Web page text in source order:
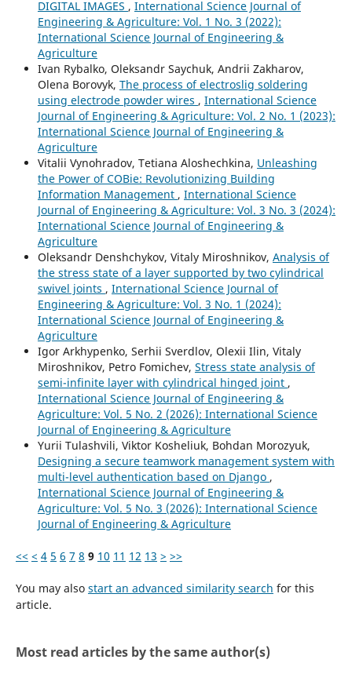
DIGITAL IMAGES , International Science Journal of
Engineering & Agriculture: Vol. 1 No. 3 (2022):
International Science Journal of Engineering &
Agriculture
Ivan Rybalko, Oleksandr Saychuk, Andrii Zakharov,
Olena Borovyk, The process of electroslig soldering
using electrode powder wires , International Science
Journal of Engineering & Agriculture: Vol. 2 No. 1 (2023):
International Science Journal of Engineering &
Agriculture
Vitalii Vynohradov, Tetiana Aloshechkina, Unleashing
the Power of COBie: Revolutionizing Building
Information Management , International Science
Journal of Engineering & Agriculture: Vol. 3 No. 3 (2024):
International Science Journal of Engineering &
Agriculture
Oleksandr Denshchykov, Vitaly Miroshnikov, Analysis of
the stress state of a layer supported by two cylindrical
swivel joints , International Science Journal of
Engineering & Agriculture: Vol. 3 No. 1 (2024):
International Science Journal of Engineering &
Agriculture
Igor Arkhypenko, Serhii Sverdlov, Olexii Ilin, Vitaly
Miroshnikov, Petro Fomichev, Stress state analysis of
semi-infinite layer with cylindrical hinged joint ,
International Science Journal of Engineering &
Agriculture: Vol. 5 No. 2 (2026): International Science
Journal of Engineering & Agriculture
Yurii Tulashvili, Viktor Kosheliuk, Bohdan Morozyuk,
Designing a secure teamwork management system with
multi-level authentication based on Django ,
International Science Journal of Engineering &
Agriculture: Vol. 5 No. 3 (2026): International Science
Journal of Engineering & Agriculture
<< < 4 5 6 7 8 9 10 11 12 13 > >>
You may also start an advanced similarity search for this
article.
Most read articles by the same author(s)